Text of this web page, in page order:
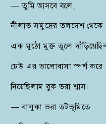
— তুমি আসবে বলে,
নীলাভ সমুদ্রের তলদেশ
এক মুঠো মুক্ত তুলে
ঢেউ এর ভালোবাসা স্পর্শ করে
নিয়েছিলাম বুক ভরা শ্বাস।
— বালুকা ভরা তটভূমিতে